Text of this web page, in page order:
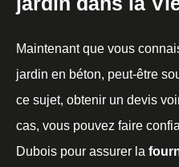
Maintenant que vous
jardin en béton, peut-être
ce sujet, obtenir un devis
cas, vous pouvez faire
Dubois pour assurer la